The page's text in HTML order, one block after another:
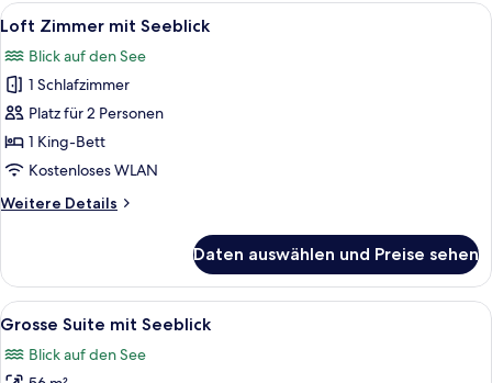
Alle
Fotos
für
Loft
Zimmer
mit
Seeblick
Ein Schlafzimmer mit einem
7
Loft Zimmer mit Seeblick
Blick auf den See
1 Schlafzimmer
Platz für 2 Personen
1 King-Bett
Kostenloses WLAN
Weitere Details
Weitere
Zimmer
mit
Seeblick
Daten auswählen und Preise sehen
Alle
Fotos
für
Ein Zimmer mit Holzboden, einer
6
Grosse Suite mit Seeblick
Blick auf den See